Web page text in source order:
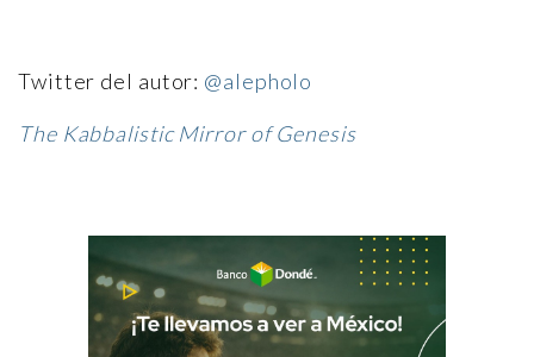
Twitter del autor: @alepholo
The Kabbalistic Mirror of Genesis